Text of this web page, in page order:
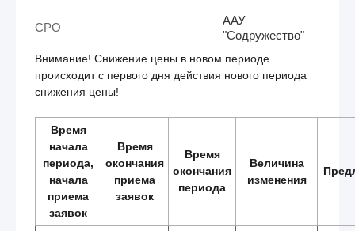
СРО
ААУ
"Содружество"
Внимание! Снижение цены в новом периоде
происходит с первого дня действия нового периода
снижения цены!
Время
начала
периода,
начала
приема
заявок
Время
окончания
приема
заявок
Время
окончания
периода
Величина
изменения